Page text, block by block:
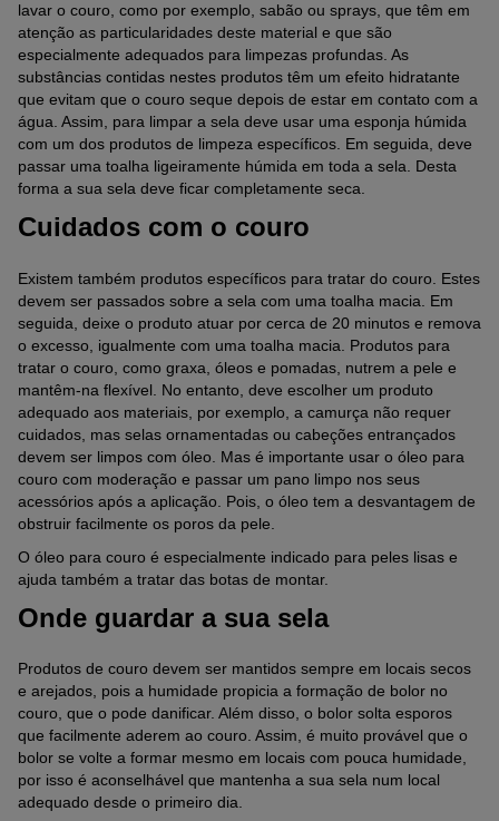
lavar o couro, como por exemplo, sabão ou sprays, que têm em
atenção as particularidades deste material e que são
especialmente adequados para limpezas profundas. As
substâncias contidas nestes produtos têm um efeito hidratante
que evitam que o couro seque depois de estar em contato com a
água. Assim, para limpar a sela deve usar uma esponja húmida
com um dos produtos de limpeza específicos. Em seguida, deve
passar uma toalha ligeiramente húmida em toda a sela. Desta
forma a sua sela deve ficar completamente seca.
Cuidados com o couro
Existem também produtos específicos para tratar do couro. Estes
devem ser passados sobre a sela com uma toalha macia. Em
seguida, deixe o produto atuar por cerca de 20 minutos e remova
o excesso, igualmente com uma toalha macia. Produtos para
tratar o couro, como graxa, óleos e pomadas, nutrem a pele e
mantêm-na flexível. No entanto, deve escolher um produto
adequado aos materiais, por exemplo, a camurça não requer
cuidados, mas selas ornamentadas ou cabeções entrançados
devem ser limpos com óleo. Mas é importante usar o óleo para
couro com moderação e passar um pano limpo nos seus
acessórios após a aplicação. Pois, o óleo tem a desvantagem de
obstruir facilmente os poros da pele.
O óleo para couro é especialmente indicado para peles lisas e
ajuda também a tratar das botas de montar.
Onde guardar a sua sela
Produtos de couro devem ser mantidos sempre em locais secos
e arejados, pois a humidade propicia a formação de bolor no
couro, que o pode danificar. Além disso, o bolor solta esporos
que facilmente aderem ao couro. Assim, é muito provável que o
bolor se volte a formar mesmo em locais com pouca humidade,
por isso é aconselhável que mantenha a sua sela num local
adequado desde o primeiro dia.